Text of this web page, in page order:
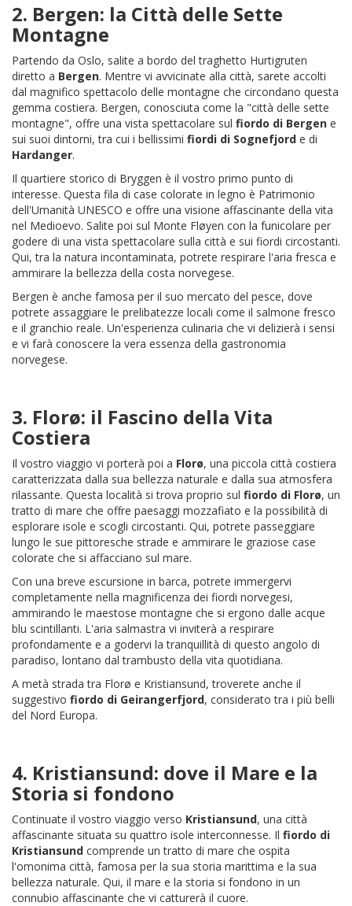
2. Bergen: la Città delle Sette
Montagne
Partendo da Oslo, salite a bordo del traghetto Hurtigruten
diretto a Bergen. Mentre vi avvicinate alla città, sarete accolti
dal magnifico spettacolo delle montagne che circondano questa
gemma costiera. Bergen, conosciuta come la "città delle sette
montagne", offre una vista spettacolare sul fiordo di Bergen e
sui suoi dintorni, tra cui i bellissimi fiordi di Sognefjord e di
Hardanger.
Il quartiere storico di Bryggen è il vostro primo punto di
interesse. Questa fila di case colorate in legno è Patrimonio
dell'Umanità UNESCO e offre una visione affascinante della vita
nel Medioevo. Salite poi sul Monte Fløyen con la funicolare per
godere di una vista spettacolare sulla città e sui fiordi circostanti.
Qui, tra la natura incontaminata, potrete respirare l'aria fresca e
ammirare la bellezza della costa norvegese.
Bergen è anche famosa per il suo mercato del pesce, dove
potrete assaggiare le prelibatezze locali come il salmone fresco
e il granchio reale. Un'esperienza culinaria che vi delizierà i sensi
e vi farà conoscere la vera essenza della gastronomia
norvegese.
3. Florø: il Fascino della Vita
Costiera
Il vostro viaggio vi porterà poi a Florø, una piccola città costiera
caratterizzata dalla sua bellezza naturale e dalla sua atmosfera
rilassante. Questa località si trova proprio sul fiordo di Florø, un
tratto di mare che offre paesaggi mozzafiato e la possibilità di
esplorare isole e scogli circostanti. Qui, potrete passeggiare
lungo le sue pittoresche strade e ammirare le graziose case
colorate che si affacciano sul mare.
Con una breve escursione in barca, potrete immergervi
completamente nella magnificenza dei fiordi norvegesi,
ammirando le maestose montagne che si ergono dalle acque
blu scintillanti. L'aria salmastra vi inviterà a respirare
profondamente e a godervi la tranquillità di questo angolo di
paradiso, lontano dal trambusto della vita quotidiana.
A metà strada tra Florø e Kristiansund, troverete anche il
suggestivo fiordo di Geirangerfjord, considerato tra i più belli
del Nord Europa.
4. Kristiansund: dove il Mare e la
Storia si fondono
Continuate il vostro viaggio verso Kristiansund, una città
affascinante situata su quattro isole interconnesse. Il fiordo di
Kristiansund comprende un tratto di mare che ospita
l'omonima città, famosa per la sua storia marittima e la sua
bellezza naturale. Qui, il mare e la storia si fondono in un
connubio affascinante che vi catturerà il cuore.